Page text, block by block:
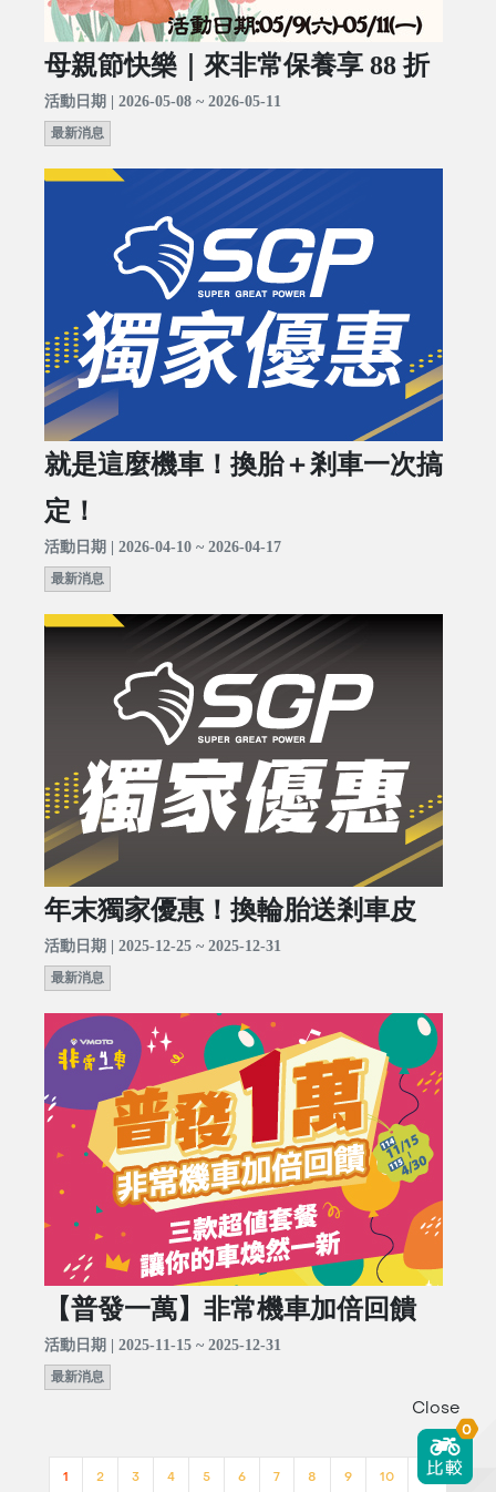
母親節快樂｜來非常保養享 88 折
活動日期 | 2026-05-08 ~ 2026-05-11
最新消息
就是這麼機車！換胎＋剎車一次搞
定！
活動日期 | 2026-04-10 ~ 2026-04-17
最新消息
年末獨家優惠！換輪胎送剎車皮
活動日期 | 2025-12-25 ~ 2025-12-31
最新消息
【普發一萬】非常機車加倍回饋
活動日期 | 2025-11-15 ~ 2025-12-31
最新消息
1 2 3 4 5 6 7 8 9 10 >>
Close
0